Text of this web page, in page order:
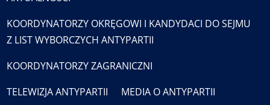
KOORDYNATORZY OKRĘGOWI I KANDYDACI DO SEJMU
Z LIST WYBORCZYCH ANTYPARTII
KOORDYNATORZY ZAGRANICZNI
TELEWIZJA ANTYPARTII
MEDIA O ANTYPARTII